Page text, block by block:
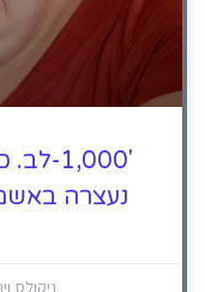
נעצרה
ניקולס